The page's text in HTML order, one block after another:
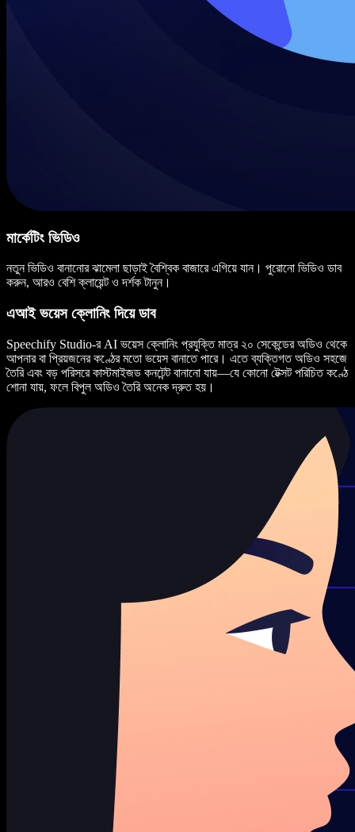
মার্কেটিং ভিডিও
নতুন ভিডিও বানানোর ঝামেলা ছাড়াই বৈশ্বিক বাজারে এগিয়ে যান। পুরোনো ভিডিও ডাব
করুন, আরও বেশি ক্লায়েন্ট ও দর্শক টানুন।
এআই ভয়েস ক্লোনিং দিয়ে ডাব
Speechify Studio-র AI ভয়েস ক্লোনিং প্রযুক্তি মাত্র ২০ সেকেন্ডের অডিও থেকে
আপনার বা প্রিয়জনের কণ্ঠের মতো ভয়েস বানাতে পারে। এতে ব্যক্তিগত অডিও সহজে
তৈরি এবং বড় পরিসরে কাস্টমাইজড কনটেন্ট বানানো যায়—যে কোনো টেক্সট পরিচিত কণ্ঠে
শোনা যায়, ফলে বিপুল অডিও তৈরি অনেক দ্রুত হয়।